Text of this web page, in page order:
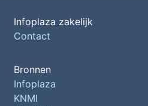
Infoplaza zakelijk
Contact
Bronnen
Infoplaza
KNMI